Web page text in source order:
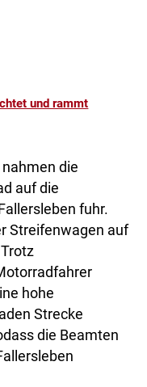
und rammt
die
auf die
fuhr.
Streifenwagen auf
hohe
Strecke
die Beamten